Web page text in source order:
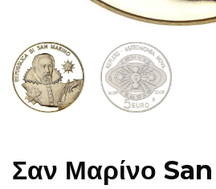
Σαν Μαρίνο